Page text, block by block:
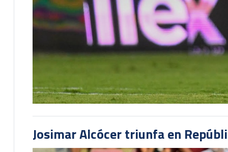
Josimar Alcócer triunfa en